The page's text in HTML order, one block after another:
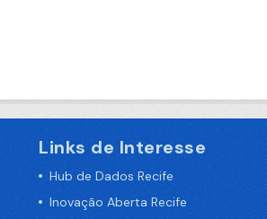
Links de Interesse
Hub de Dados Recife
Inovação Aberta Recife